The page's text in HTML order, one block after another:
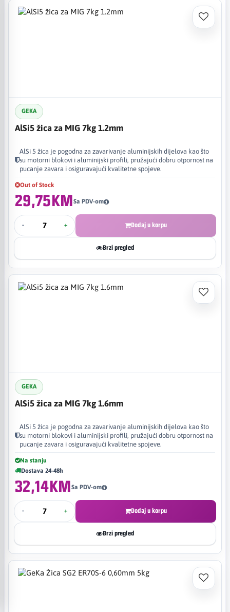
GEKA
AlSi5 žica za MIG 7kg 1.2mm
AlSi 5 žica je pogodna za zavarivanje aluminijskih dijelova kao što
su motorni blokovi i aluminijski profili, pružajući dobru otpornost na
pucanje zavara i osiguravajući kvalitetne spojeve.
Out of Stock
29,75KMSa PDV-om
- + Dodaj u korpu
Brzi pregled
GEKA
AlSi5 žica za MIG 7kg 1.6mm
AlSi 5 žica je pogodna za zavarivanje aluminijskih dijelova kao što
su motorni blokovi i aluminijski profili, pružajući dobru otpornost na
pucanje zavara i osiguravajući kvalitetne spojeve.
Na stanju
Dostava 24-48h
32,14KMSa PDV-om
- + Dodaj u korpu
Brzi pregled